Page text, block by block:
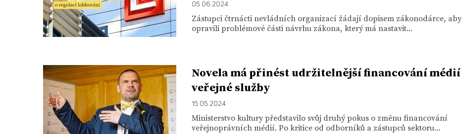
05. 06. 2024
Zástupci čtrnácti nevládních organizací žádají dopisem zákonodárce, aby
opravili problémové části návrhu zákona, který má nastavit...
Novela má přinést udržitelnější financování médií
veřejné služby
15. 05. 2024
Ministerstvo kultury představilo svůj druhý pokus o změnu financování
veřejnoprávních médií. Po kritice od odborníků a zástupců sektoru...